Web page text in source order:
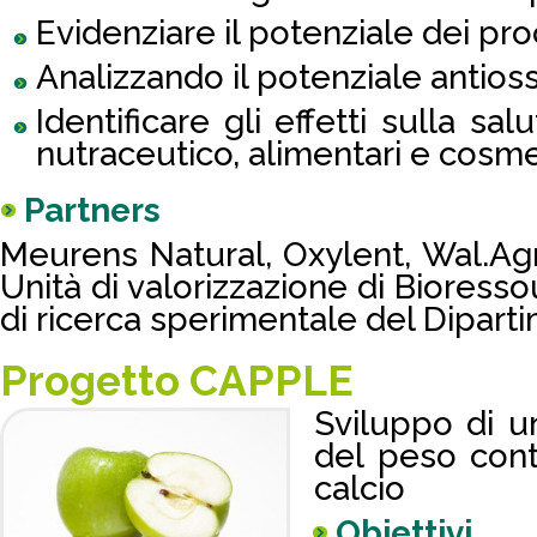
Evidenziare il potenziale dei
Analizzando il potenziale
Identificare gli effetti sulla
nutraceutico, alimentari e
Partners
Meurens Natural, Oxylent,
Unità di valorizzazione di
di ricerca sperimentale del
Progetto CAPPLE
Sviluppo di
del peso
calcio